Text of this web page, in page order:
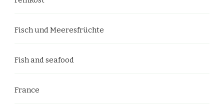
Fisch und Meeresfrüchte
Fish and seafood
France